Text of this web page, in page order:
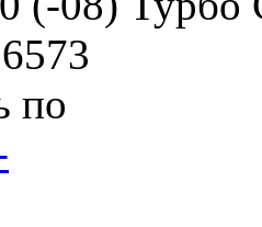
по